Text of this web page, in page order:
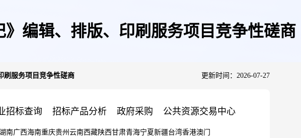
编辑、排版、印刷服务项目竞争性磋商
刷服务项目竞争性磋商 更新时间：2026-07-27
招标查询 招标产品分析 政府采购 公共资源交易中心
南广西海南重庆贵州 云南西藏陕西甘肃青海宁夏新疆台湾香港澳门